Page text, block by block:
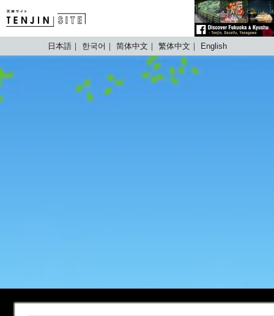
TENJIN SITE
日本語 한국어 简体中文 繁体中文 English